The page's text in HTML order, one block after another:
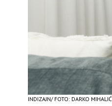
INDIZAJN/ FOTO: DARKO MIHALIĆ